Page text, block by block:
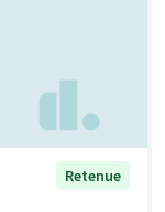
Retenue